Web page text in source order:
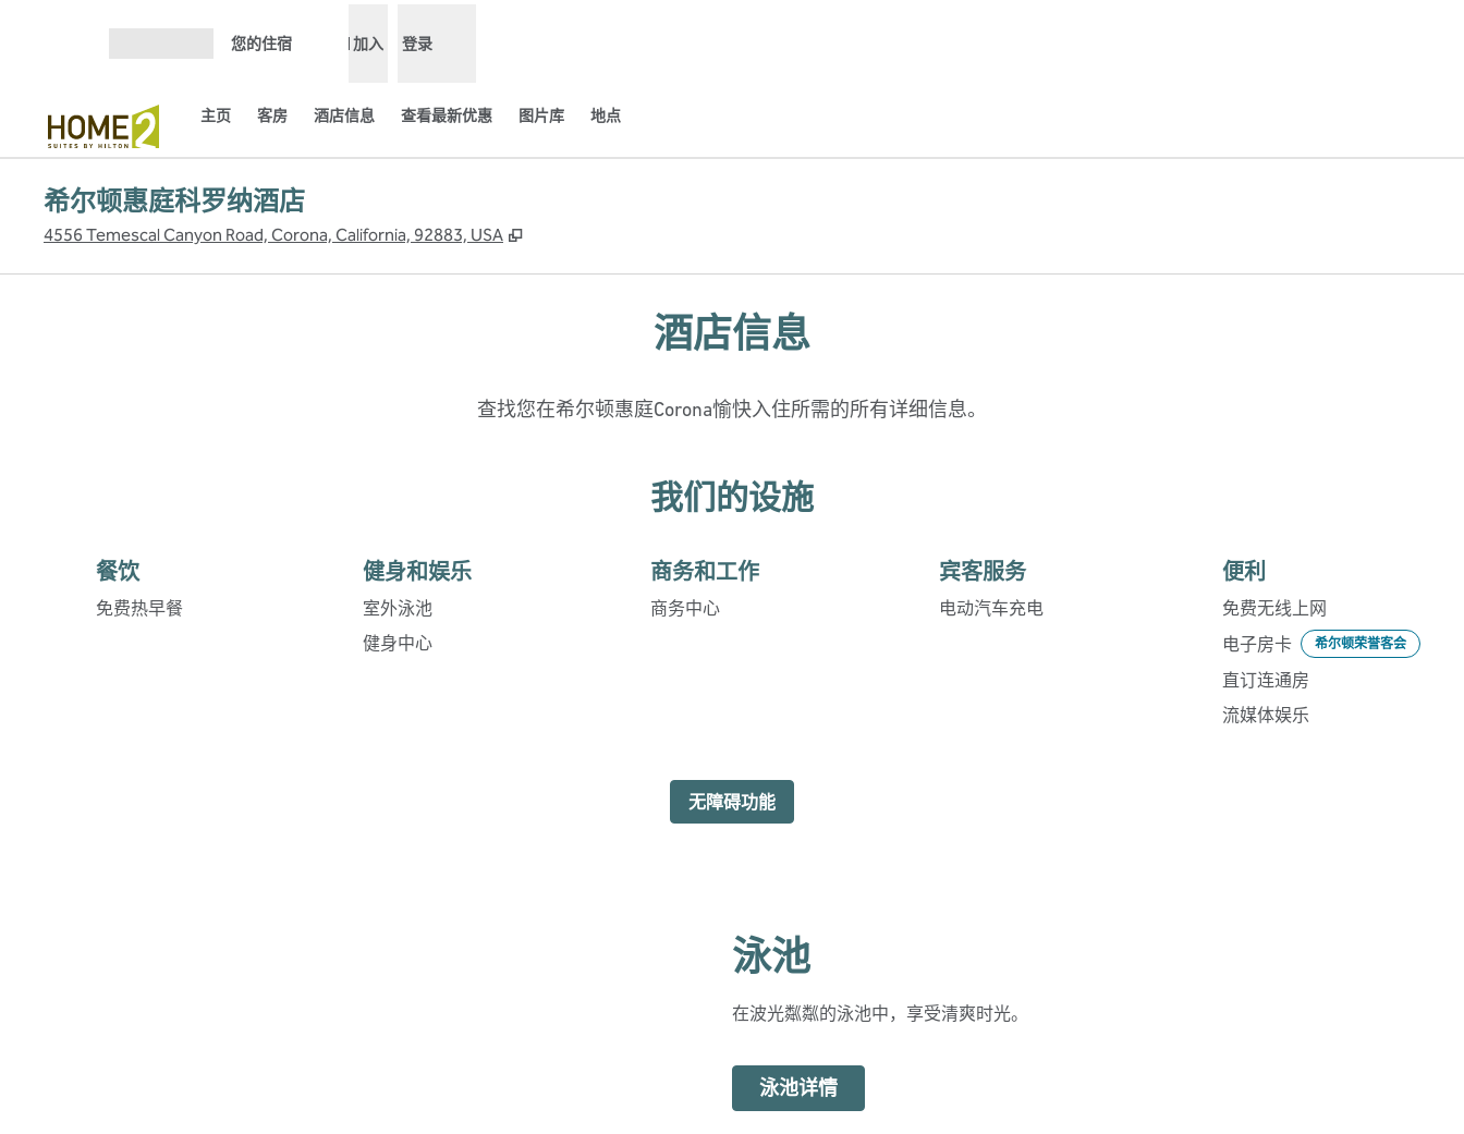
您的住宿 加入 登录
主页 客房 酒店信息 查看最新优惠​ 图片库 地点
希尔顿惠庭科罗纳酒店
4556 Temescal Canyon Road, Corona, California, 92883, USA ,
酒店信息
查找您在希尔顿惠庭Corona愉快入住所需的所有详细信息。
我们的设施
餐饮
免费热早餐
健身和娱乐
室外泳池
健身中心
商务和工作
商务中心
宾客服务
电动汽车充电
便利
免费无线上网
电子房卡
希尔顿荣誉客会
直订连通房
流媒体娱乐
无障碍功能
泳池
在波光粼粼的泳池中，享受清爽时光。
泳池详情